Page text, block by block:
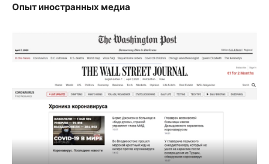
Опыт иностранных медиа